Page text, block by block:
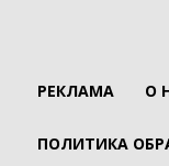
РЕКЛАМА О
ПОЛИТИКА